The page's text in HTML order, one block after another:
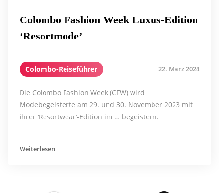
Colombo Fashion Week Luxus-Edition
‘Resortmode’
Colombo-Reiseführer 22. März 2024
Die Colombo Fashion Week (CFW) wird
Modebegeisterte am 29. und 30. November 2023 mit
ihrer ‘Resortwear’-Edition im … begeistern.
Weiterlesen